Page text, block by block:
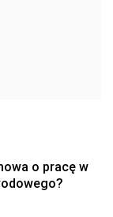
o pracę w